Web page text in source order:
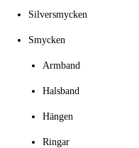
Silversmycken
Smycken
Armband
Halsband
Hängen
Ringar